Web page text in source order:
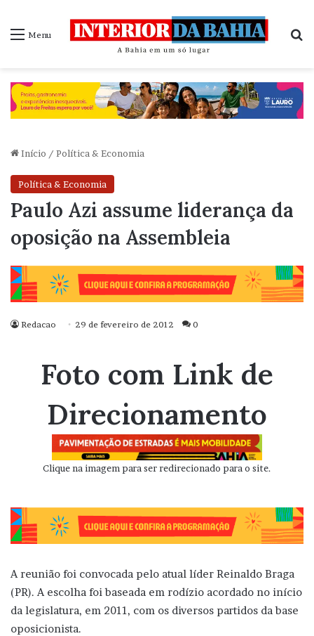
Menu
Início / Política & Economia
Política & Economia
Paulo Azi assume liderança da
oposição na Assembleia
Redacao 29 de fevereiro de 2012 0
Foto com Link de
Direcionamento
Clique na imagem para ser redirecionado para o site.
A reunião foi convocada pelo atual líder Reinaldo Braga
(PR). A escolha foi baseada em rodízio acordado no início
da legislatura, em 2011, com os diversos partidos da base
oposicionista.